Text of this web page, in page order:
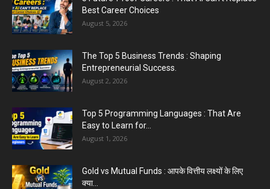
August 3, 2026
Best Career Choices
August 5, 2026
The Top 5 Business Trends : Shaping
Entrepreneurial Success.
August 2, 2026
Top 5 Programming Languages : That Are
Easy to Learn for...
August 1, 2026
Gold vs Mutual Funds : आपके वित्तीय लक्ष्यों के लिए
क्या...